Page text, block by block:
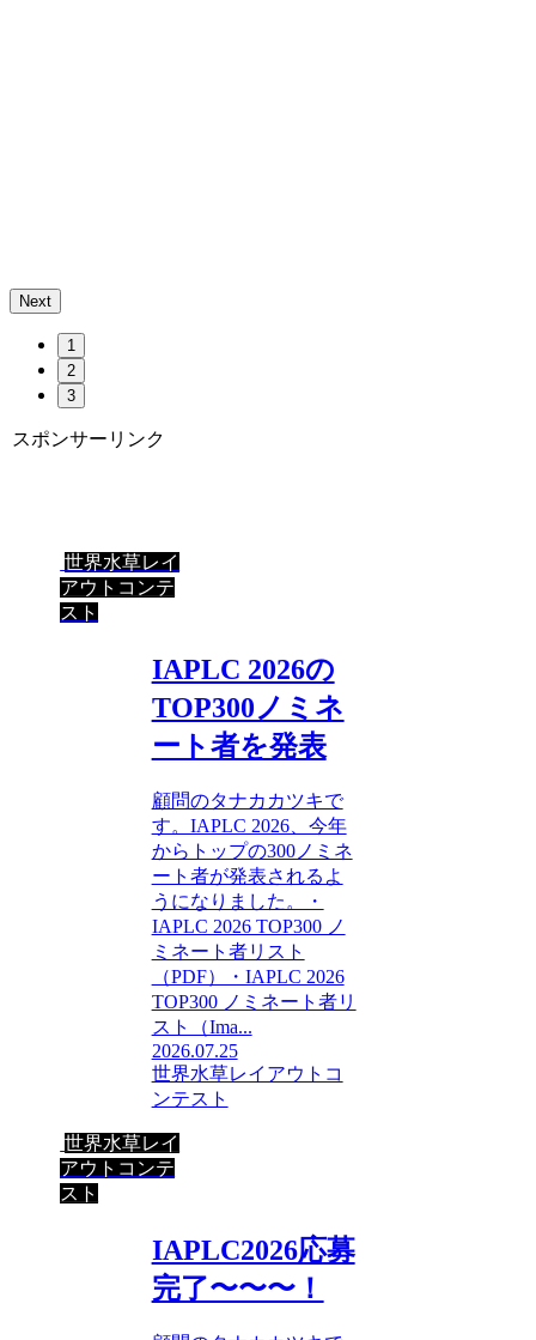
Next
1
2
3
スポンサーリンク
世界水草レイ
アウトコンテ
スト
IAPLC 2026の
TOP300ノミネ
ート者を発表
顧問のタナカカツキで
す。IAPLC 2026、今年
からトップの300ノミネ
ート者が発表されるよ
うになりました。・
IAPLC 2026 TOP300 ノ
ミネート者リスト
（PDF）・IAPLC 2026
TOP300 ノミネート者リ
スト（Ima...
2026.07.25
世界水草レイアウトコ
ンテスト
世界水草レイ
アウトコンテ
スト
IAPLC2026応募
完了〜〜〜！